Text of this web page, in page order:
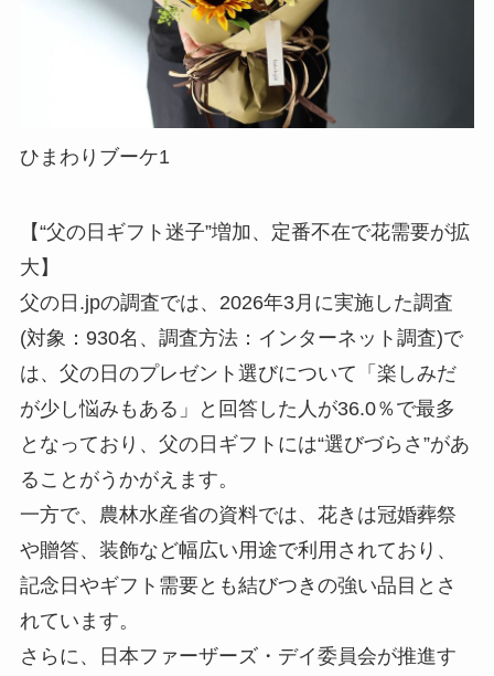
ひまわりブーケ1
【“父の日ギフト迷子”増加、定番不在で花需要が拡
大】
父の日.jpの調査では、2026年3月に実施した調査
(対象：930名、調査方法：インターネット調査)で
は、父の日のプレゼント選びについて「楽しみだ
が少し悩みもある」と回答した人が36.0％で最多
となっており、父の日ギフトには“選びづらさ”があ
ることがうかがえます。
一方で、農林水産省の資料では、花きは冠婚葬祭
や贈答、装飾など幅広い用途で利用されており、
記念日やギフト需要とも結びつきの強い品目とさ
れています。
さらに、日本ファーザーズ・デイ委員会が推進す